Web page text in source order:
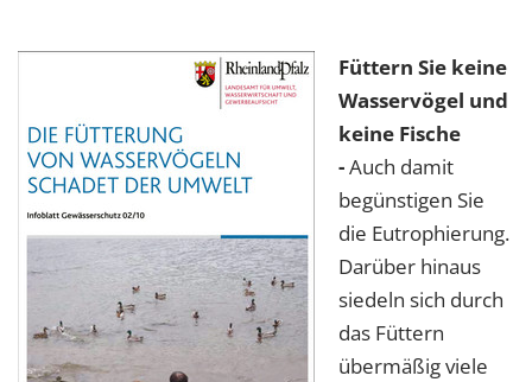
Füttern Sie keine
Wasservögel und
keine Fische
-Auch damit
begünstigen Sie
die Eutrophierung.
Darüber hinaus
siedeln sich durch
das Füttern
übermäßig viele